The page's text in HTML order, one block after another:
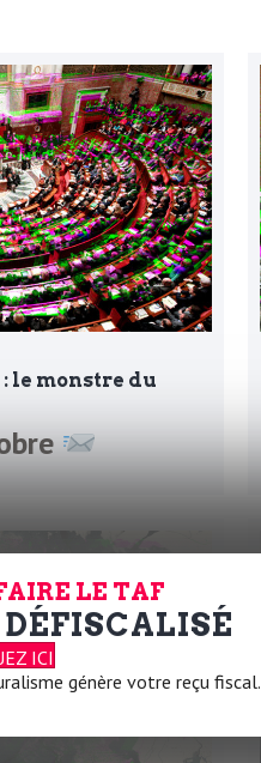
le monstre du
LE TAF
ICI
génère votre reçu fiscal.